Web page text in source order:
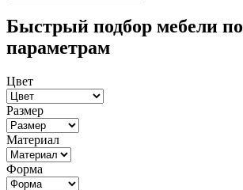
Быстрый подбор мебели по
параметрам
Цвет
Размер
Материал
Форма